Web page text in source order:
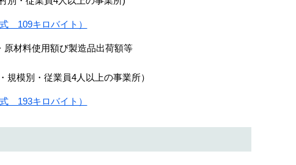
109キロバイト）
材料使用額び製造品出荷額等
模別・従業員4人以上の事業所）
193キロバイト）